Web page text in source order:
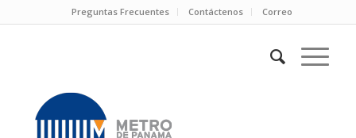
Preguntas Frecuentes Contáctenos Correo